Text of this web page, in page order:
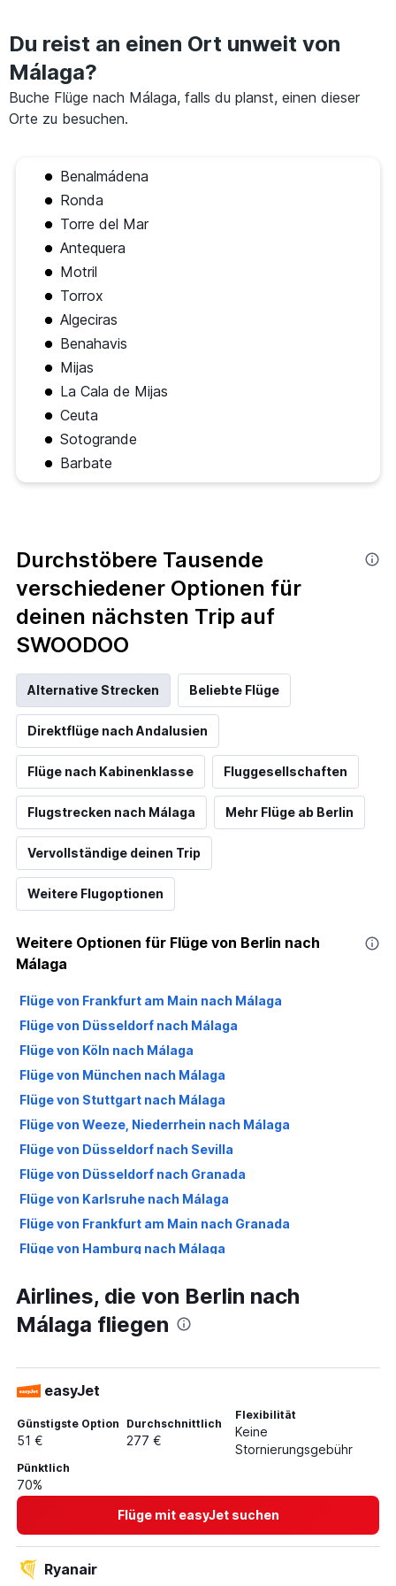
Du reist an einen Ort unweit von
Málaga?
Buche Flüge nach Málaga, falls du planst, einen dieser
Orte zu besuchen.
Benalmádena
Ronda
Torre del Mar
Antequera
Motril
Torrox
Algeciras
Benahavis
Mijas
La Cala de Mijas
Ceuta
Sotogrande
Barbate
Durchstöbere Tausende
verschiedener Optionen für
deinen nächsten Trip auf
SWOODOO
Alternative Strecken Beliebte Flüge
Direktflüge nach Andalusien
Flüge nach Kabinenklasse Fluggesellschaften
Flugstrecken nach Málaga Mehr Flüge ab Berlin
Vervollständige deinen Trip
Weitere Flugoptionen
Weitere Optionen für Flüge von Berlin nach
Málaga
Flüge von Frankfurt am Main nach Málaga
Flüge von Düsseldorf nach Málaga
Flüge von Köln nach Málaga
Flüge von München nach Málaga
Flüge von Stuttgart nach Málaga
Flüge von Weeze, Niederrhein nach Málaga
Flüge von Düsseldorf nach Sevilla
Flüge von Düsseldorf nach Granada
Flüge von Karlsruhe nach Málaga
Flüge von Frankfurt am Main nach Granada
Flüge von Hamburg nach Málaga
Flüge von München nach Granada
Flüge von Düsseldorf nach Jerez de la Frontera
Flüge von Stuttgart nach Granada
Flüge von Berlin nach Granada
Flüge von München nach Sevilla
Flüge von Weeze, Niederrhein nach Sevilla
Flüge von Köln nach Sevilla
Flüge von Nürnberg nach Málaga
Flüge von Hamburg nach Granada
Flüge von Stuttgart nach Sevilla
Flüge von Berlin nach Sevilla
Airlines, die von Berlin nach
Málaga fliegen
easyJet
Günstigste Option
51 €
Durchschnittlich
277 €
Flexibilität
Keine
Stornierungsgebühr
Pünktlich
70%
Flüge mit easyJet suchen
Ryanair